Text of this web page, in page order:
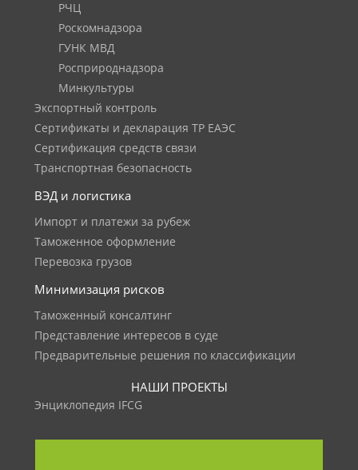
РЧЦ
Роскомнадзора
ГУНК МВД
Росприроднадзора
Минкультуры
Экспортный контроль
Сертификаты и декларация ТР ЕАЭС
Сертификация средств связи
Транспортная безопасность
ВЭД и логистика
Импорт и платежи за рубеж
Таможенное оформление
Перевозка грузов
Минимизация рисков
Таможенный консалтинг
Представление интересов в суде
Предварительные решения по классификации
НАШИ ПРОЕКТЫ
Энциклопедия IFCG